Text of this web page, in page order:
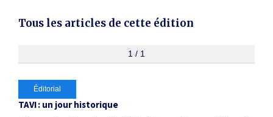
Dates
au
RECHERCHER
Tous les articles de cette édition
1 / 1
Éditorial
TAVI : un jour historique